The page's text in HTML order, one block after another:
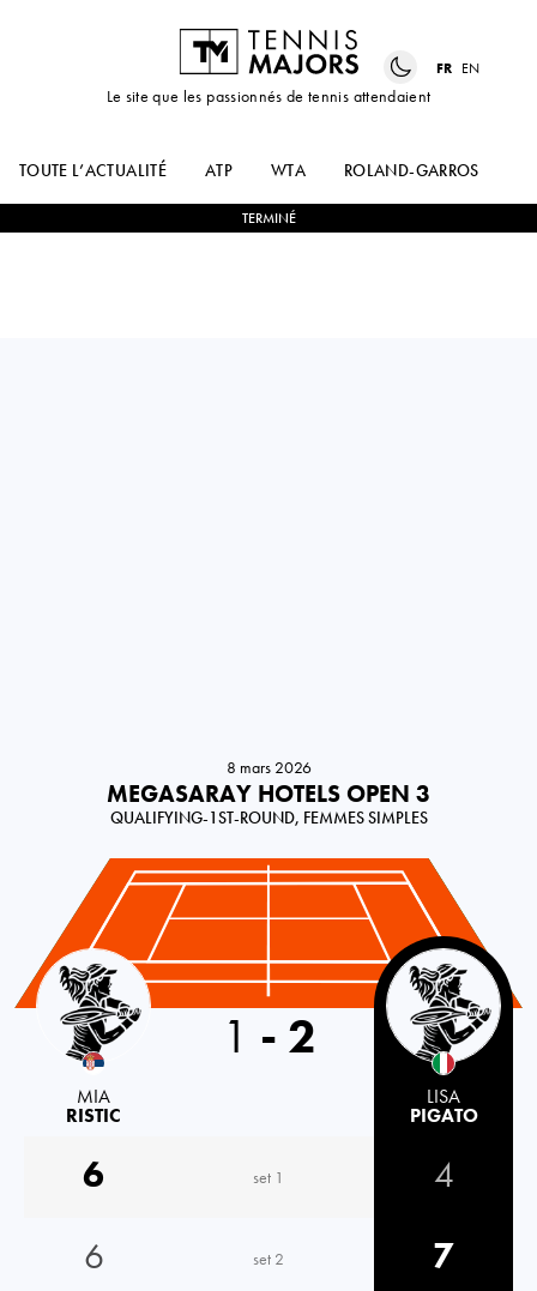
Le site que les passionnés de tennis attendaient
FR EN
TOUTE L’ACTUALITÉ ATP WTA ROLAND-GARROS
TERMINÉ
8 mars 2026
MEGASARAY HOTELS OPEN 3
QUALIFYING-1ST-ROUND, FEMMES SIMPLES
Serbia
MIA
RISTIC
1 - 2
LISA
PIGATO
6 set 1
4
6
set 2
7